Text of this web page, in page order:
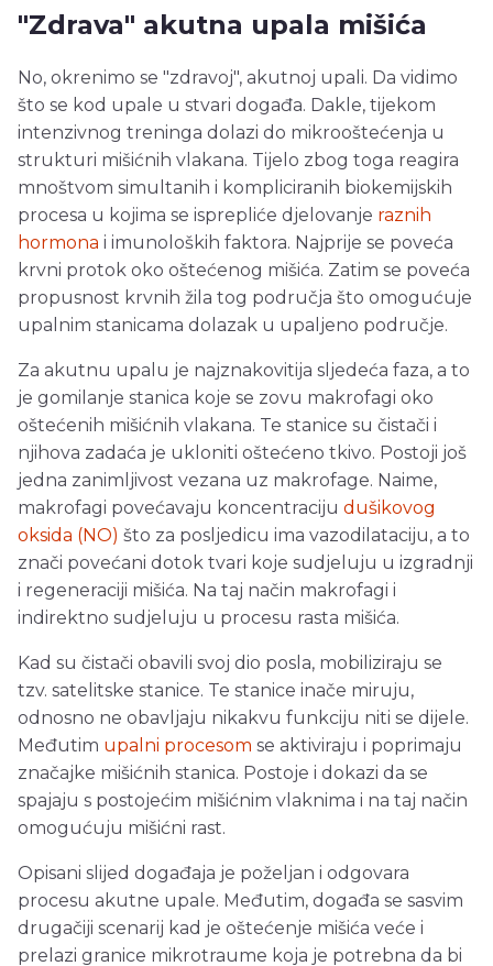
"Zdrava" akutna upala mišića
No, okrenimo se "zdravoj", akutnoj upali. Da vidimo
što se kod upale u stvari događa. Dakle, tijekom
intenzivnog treninga dolazi do mikrooštećenja u
strukturi mišićnih vlakana. Tijelo zbog toga reagira
mnoštvom simultanih i kompliciranih biokemijskih
procesa u kojima se isprepliće djelovanje raznih
hormona i imunoloških faktora. Najprije se poveća
krvni protok oko oštećenog mišića. Zatim se poveća
propusnost krvnih žila tog područja što omogućuje
upalnim stanicama dolazak u upaljeno područje.
Za akutnu upalu je najznakovitija sljedeća faza, a to
je gomilanje stanica koje se zovu makrofagi oko
oštećenih mišićnih vlakana. Te stanice su čistači i
njihova zadaća je ukloniti oštećeno tkivo. Postoji još
jedna zanimljivost vezana uz makrofage. Naime,
makrofagi povećavaju koncentraciju dušikovog
oksida (NO) što za posljedicu ima vazodilataciju, a to
znači povećani dotok tvari koje sudjeluju u izgradnji
i regeneraciji mišića. Na taj način makrofagi i
indirektno sudjeluju u procesu rasta mišića.
Kad su čistači obavili svoj dio posla, mobiliziraju se
tzv. satelitske stanice. Te stanice inače miruju,
odnosno ne obavljaju nikakvu funkciju niti se dijele.
Međutim upalni procesom se aktiviraju i poprimaju
značajke mišićnih stanica. Postoje i dokazi da se
spajaju s postojećim mišićnim vlaknima i na taj način
omogućuju mišićni rast.
Opisani slijed događaja je poželjan i odgovara
procesu akutne upale. Međutim, događa se sasvim
drugačiji scenarij kad je oštećenje mišića veće i
prelazi granice mikrotraume koja je potrebna da bi